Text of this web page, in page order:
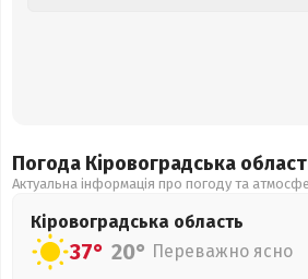
Погода Кіровоградська
Актуальна інформація про погоду та
Кіровоградська область
37° 20° Переважно ясно